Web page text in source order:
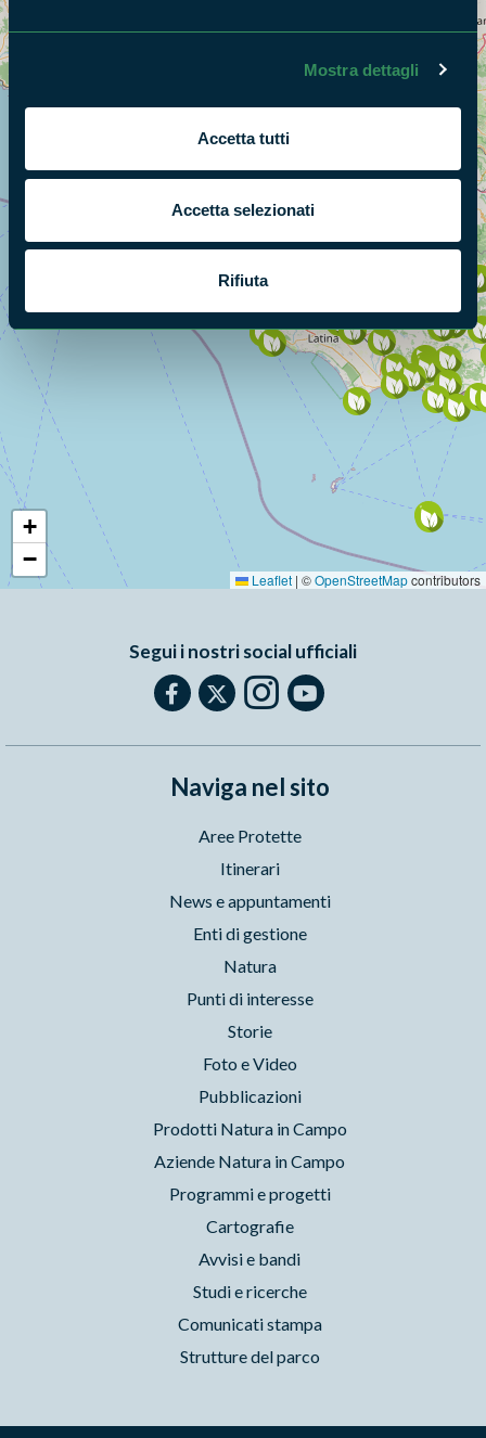
Mostra dettagli
Accetta tutti
Accetta selezionati
Rifiuta
+
−
Leaflet | ©OpenStreetMapcontributors
Segui i nostri social ufficiali
Naviga nel sito
Aree Protette
Itinerari
News e appuntamenti
Enti di gestione
Natura
Punti di interesse
Storie
Foto e Video
Pubblicazioni
Prodotti Natura in Campo
Aziende Natura in Campo
Programmi e progetti
Cartografie
Avvisi e bandi
Studi e ricerche
Comunicati stampa
Strutture del parco